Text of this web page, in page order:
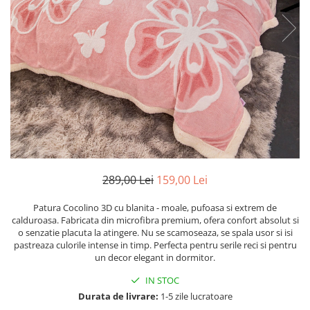
Cearceaf cu elastic
Cearceaf normal
Lenjerii De Pat Creponate
Lenjerii De Pat Bumbac Poplin 2
Persoane
Lenjerii De Pat Bumbac Poplin,
Matlasate, 2 Persoane
Lenjerii De Pat Bumbac Satinat 2
Persoane
2 Persoane
Lenjerii De Pat Jacquard
Lenjerii De Pat Catifea
Set Lenjerie De Pat Blana
289,00 Lei 159,00 Lei
Patura Cocolino 3D cu blanita - moale, pufoasa si extrem de
calduroasa. Fabricata din microfibra premium, ofera confort absolut si
o senzatie placuta la atingere. Nu se scamoseaza, se spala usor si isi
pastreaza culorile intense in timp. Perfecta pentru serile reci si pentru
un decor elegant in dormitor.
IN STOC
Durata de livrare: 1-5 zile lucratoare